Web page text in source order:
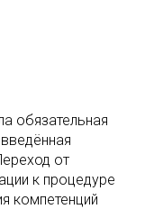
обязательная
от
к процедуре
компетенций